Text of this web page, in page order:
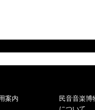
案内
民音音楽博